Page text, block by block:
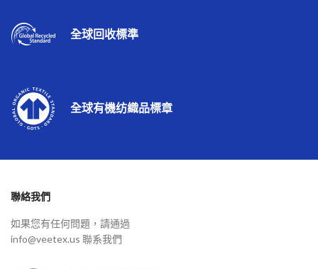
全球回收標準
全球有機纺織品標章
聯絡我們
如果您有任何問題，請通過
info@veetex.us 聯系我們